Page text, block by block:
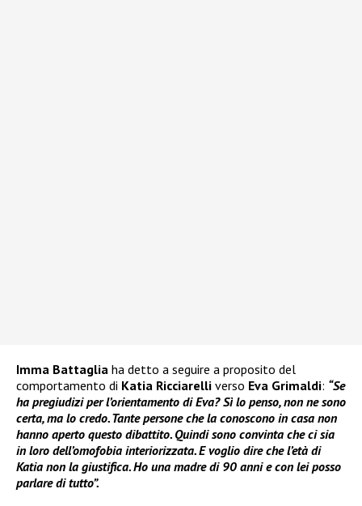
Imma Battaglia ha detto a seguire a proposito del
comportamento di Katia Ricciarelli verso Eva Grimaldi: “Se
ha pregiudizi per l’orientamento di Eva? Sì lo penso, non ne sono
certa, ma lo credo. Tante persone che la conoscono in casa non
hanno aperto questo dibattito. Quindi sono convinta che ci sia
in loro dell’omofobia interiorizzata. E voglio dire che l’età di
Katia non la giustifica. Ho una madre di 90 anni e con lei posso
parlare di tutto”.